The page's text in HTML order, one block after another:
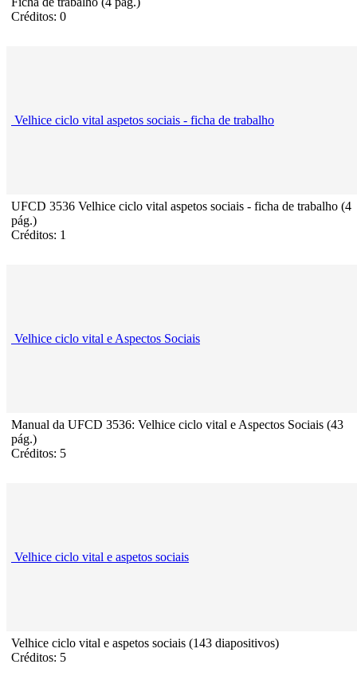
Créditos: 0
Velhice ciclo vital aspetos sociais - ficha de trabalho
UFCD 3536 Velhice ciclo vital aspetos sociais - ficha de trabalho (4
pág.)
Créditos: 1
Velhice ciclo vital e Aspectos Sociais
Manual da UFCD 3536: Velhice ciclo vital e Aspectos Sociais (43
pág.)
Créditos: 5
Velhice ciclo vital e aspetos sociais
Velhice ciclo vital e aspetos sociais (143 diapositivos)
Créditos: 5